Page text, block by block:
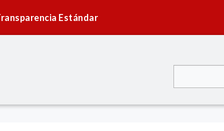
Estándar